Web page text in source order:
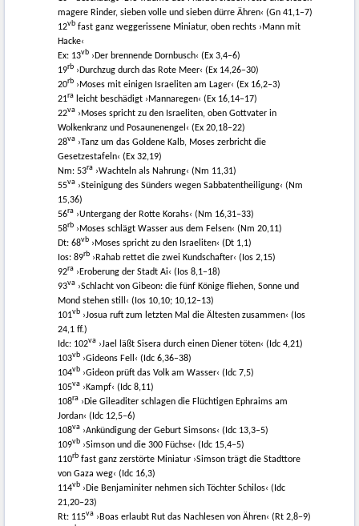
magere Rinder, sieben volle und sieben dürre Ähren‹ (Gn 41,1–7)
12vb fast ganz weggerissene Miniatur, oben rechts ›Mann mit
Hacke‹
Ex: 13vb ›Der brennende Dornbusch‹ (Ex 3,4–6)
19rb ›Durchzug durch das Rote Meer‹ (Ex 14,26–30)
20rb ›Moses mit einigen Israeliten am Lager‹ (Ex 16,2–3)
21ra
leicht beschädigt ›Mannaregen‹ (Ex 16,14–17)
22va ›Moses spricht zu den Israeliten, oben Gottvater in
Wolkenkranz und Posaunenengel‹ (Ex 20,18–22)
28va ›Tanz um das Goldene Kalb, Moses zerbricht die
Gesetzestafeln‹ (Ex 32,19)
Nm: 53ra ›Wachteln als Nahrung‹ (Nm 11,31)
55va ›Steinigung des Sünders wegen Sabbatentheiligung‹ (Nm
15,36)
56ra ›Untergang der Rotte Korahs‹ (Nm 16,31–33)
58rb ›Moses schlägt Wasser aus dem Felsen‹ (Nm 20,11)
Dt: 68vb ›Moses spricht zu den Israeliten‹ (Dt 1,1)
Ios: 89rb ›Rahab rettet die zwei Kundschafter‹ (Ios 2,15)
92ra ›Eroberung der Stadt Ai‹ (Ios 8,1–18)
93va ›Schlacht von Gibeon: die fünf Könige fliehen, Sonne und
Mond stehen still‹ (Ios 10,10; 10,12–13)
101vb ›Josua ruft zum letzten Mal die Ältesten zusammen‹ (Ios
24,1 ff.)
Idc: 102va ›Jael läßt Sisera durch einen Diener töten‹ (Idc 4,21)
103vb ›Gideons Fell‹ (Idc 6,36–38)
104vb ›Gideon prüft das Volk am Wasser‹ (Idc 7,5)
105va ›Kampf‹ (Idc 8,11)
108ra ›Die Gileaditer schlagen die Flüchtigen Ephraims am
Jordan‹ (Idc 12,5–6)
108va ›Ankündigung der Geburt Simsons‹ (Idc 13,3–5)
109vb ›Simson und die 300 Füchse‹ (Idc 15,4–5)
110rb fast ganz zerstörte Miniatur ›Simson trägt die Stadttore
von Gaza weg‹ (Idc 16,3)
114vb ›Die Benjaminiter nehmen sich Töchter Schilos‹ (Idc
21,20–23)
Rt: 115va ›Boas erlaubt Rut das Nachlesen von Ähren‹ (Rt 2,8–9)